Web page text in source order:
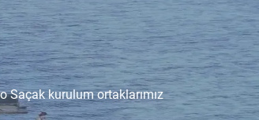
Saçak kurulum ortaklarımız